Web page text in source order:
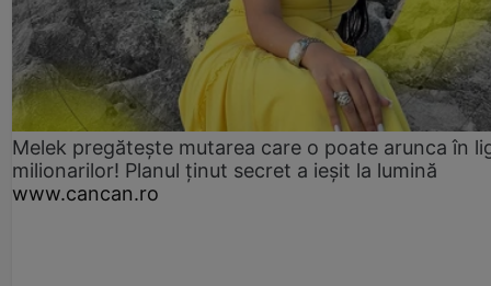
Melek pregătește mutarea care o poate arunca în
milionarilor! Planul ținut secret a ieșit la lumină
www.cancan.ro